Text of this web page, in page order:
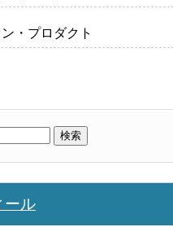
・プロダクト
ール